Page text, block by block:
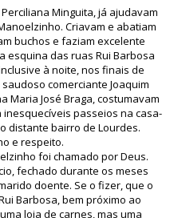
Minguita, já ajudavam
Criavam e abatiam
buchos e faziam excelente
esquina das ruas Rui Barbosa
à noite, nos finais de
comerciante Joaquim
Maria José Braga, costumavam
inesquecíveis passeios na casa-
distante bairro de Lourdes.
e respeito.
foi chamado por Deus.
fechado durante os meses
doente. Se o fizer, que o
Barbosa, bem próximo ao
loja de carnes, mas uma